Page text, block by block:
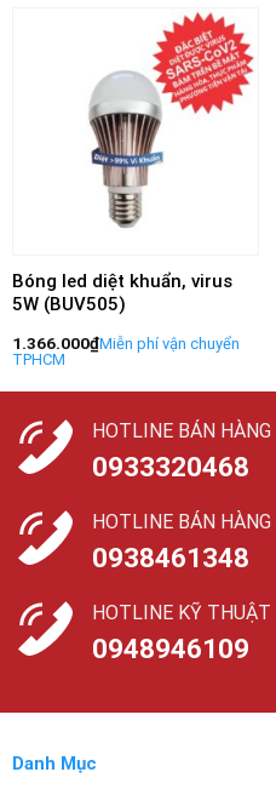
Bóng led diệt khuẩn, virus
5W (BUV505)
1.366.000₫
HOTLINE BÁN HÀNG
0933320468
HOTLINE BÁN HÀNG
0938461348
HOTLINE KỸ THUẬT
0948946109
Danh Mục